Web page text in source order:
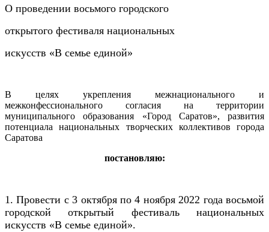
О проведении восьмого городского
открытого фестиваля национальных
искусств «В семье единой»
В целях укрепления межнационального и
межконфессионального согласия на территории
муниципального образования «Город Саратов», развития
потенциала национальных творческих коллективов города
Саратова
постановляю:
1. Провести с 3 октября по 4 ноября 2022 года восьмой
городской открытый фестиваль национальных
искусств «В семье единой».